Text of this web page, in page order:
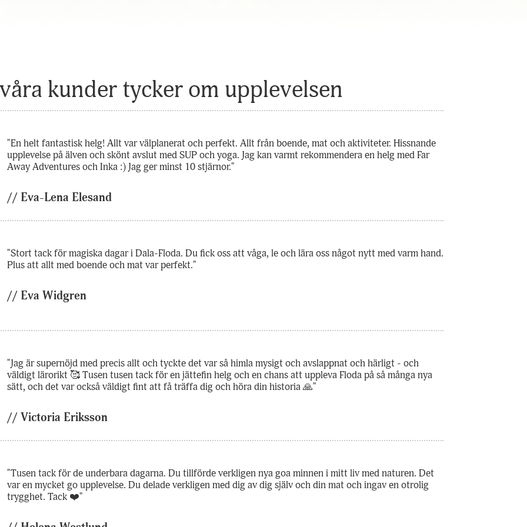
kunder tycker om upplevelsen
"En helt fantastisk helg! Allt var välplanerat och perfekt. Allt från boende, mat och aktiviteter. Hissnande
upplevelse på älven och skönt avslut med SUP och yoga. Jag kan varmt rekommendera en helg med Far
Away Adventures och Inka :) Jag ger minst 10 stjärnor."
// Eva-Lena Elesand
"Stort tack för magiska dagar i Dala-Floda. Du fick oss att våga, le och lära oss något nytt med varm hand.
Plus att allt med boende och mat var perfekt."
// Eva Widgren
"Jag är supernöjd med precis allt och tyckte det var så himla mysigt och avslappnat och härligt - och
väldigt lärorikt 🥰 Tusen tusen tack för en jättefin helg och en chans att uppleva Floda på så många nya
sätt, och det var också väldigt fint att få träffa dig och höra din historia 🙏"
// Victoria Eriksson
"Tusen tack för de underbara dagarna. Du tillförde verkligen nya goa minnen i mitt liv med naturen. Det
var en mycket go upplevelse. Du delade verkligen med dig av dig själv och din mat och ingav en otrolig
trygghet. Tack ❤️"
de här
kakorna
kommer viss
att försvinna
från
hemsidan.
Genom att dela
intressen och ditt
beteende när du
och erbjudanden.